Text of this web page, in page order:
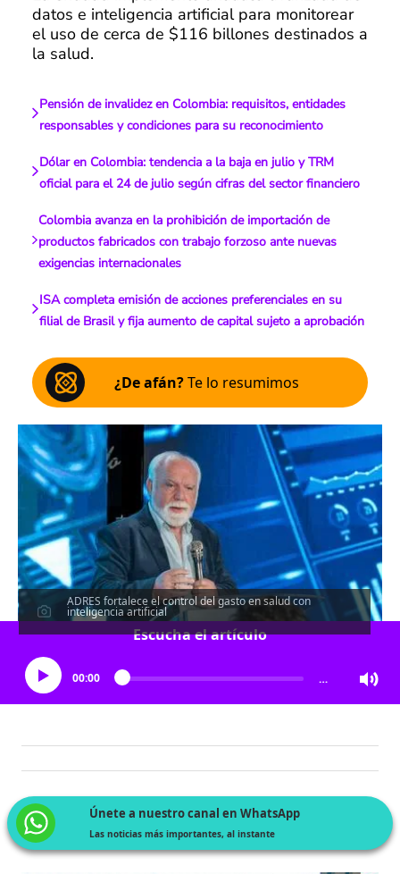
datos e inteligencia artificial para monitorear
el uso de cerca de $116 billones destinados a
la salud.
Pensión de invalidez en Colombia: requisitos, entidades
responsables y condiciones para su reconocimiento
Dólar en Colombia: tendencia a la baja en julio y TRM
oficial para el 24 de julio según cifras del sector financiero
Colombia avanza en la prohibición de importación de
productos fabricados con trabajo forzoso ante nuevas
exigencias internacionales
ISA completa emisión de acciones preferenciales en su
filial de Brasil y fija aumento de capital sujeto a aprobación
¿De afán?Te lo resumimos
ADRES fortalece el control del gasto en salud con
inteligencia artificial
Escucha el artículo
00:00 …
Únete a nuestro canal en WhatsApp
Las noticias más importantes, al instante